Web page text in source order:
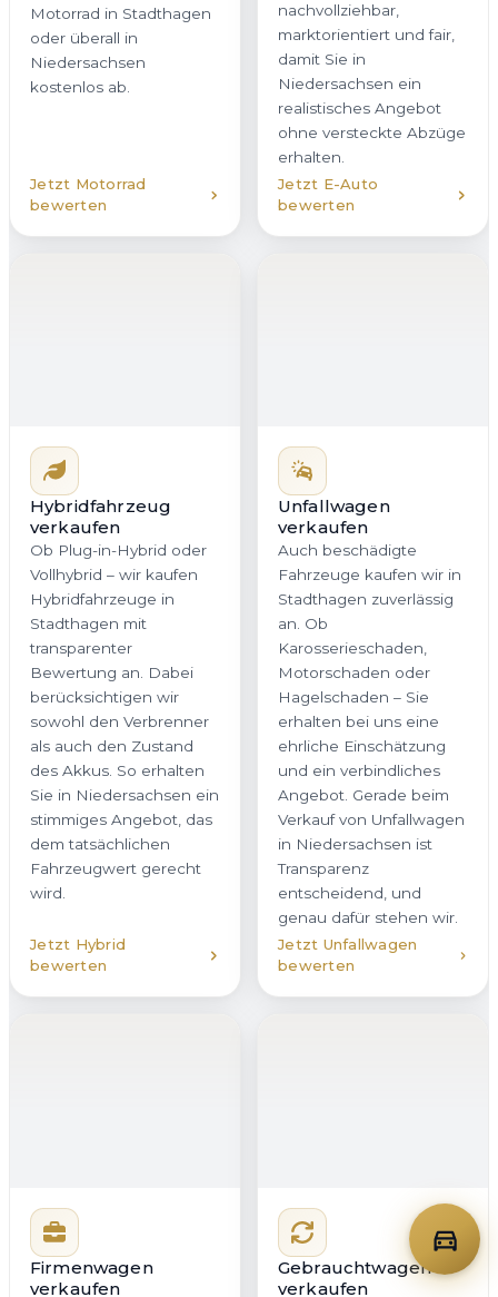
Motorrad in Stadthagen
oder überall in
Niedersachsen
kostenlos ab.
Jetzt Motorrad
bewerten
nachvollziehbar,
marktorientiert und fair,
damit Sie in
Niedersachsen ein
realistisches Angebot
ohne versteckte Abzüge
erhalten.
Jetzt E-Auto
bewerten
Hybridfahrzeug
verkaufen
Ob Plug-in-Hybrid oder
Vollhybrid – wir kaufen
Hybridfahrzeuge in
Stadthagen mit
transparenter
Bewertung an. Dabei
berücksichtigen wir
sowohl den Verbrenner
als auch den Zustand
des Akkus. So erhalten
Sie in Niedersachsen ein
stimmiges Angebot, das
dem tatsächlichen
Fahrzeugwert gerecht
wird.
Jetzt Hybrid
bewerten
Unfallwagen
verkaufen
Auch beschädigte
Fahrzeuge kaufen wir in
Stadthagen zuverlässig
an. Ob
Karosserieschaden,
Motorschaden oder
Hagelschaden – Sie
erhalten bei uns eine
ehrliche Einschätzung
und ein verbindliches
Angebot. Gerade beim
Verkauf von Unfallwagen
in Niedersachsen ist
Transparenz
entscheidend, und
genau dafür stehen wir.
Jetzt Unfallwagen
bewerten
Firmenwagen
verkaufen
Gebrauchtwagen
verkaufen